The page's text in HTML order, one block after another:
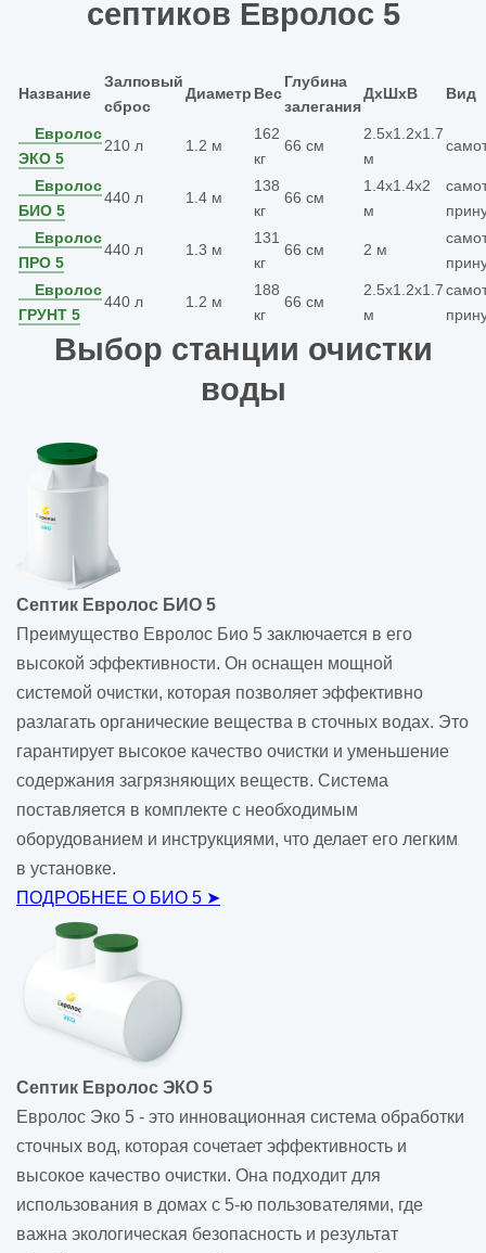
септиков Евролос 5
Название
Залповый
сброс
Диаметр Вес
Глубина
залегания
ДхШхВ Вид
Евролос
ЭКО 5
210 л 1.2 м
162
кг
66 см
2.5х1.2х1.7
м
Евролос
БИО 5
440 л 1.4 м
138
кг
66 см
1.4х1.4х2
м
Евролос
ПРО 5
440 л 1.3 м
131
кг
66 см 2 м
Евролос
ГРУНТ 5
440 л 1.2 м
188
кг
66 см
2.5х1.2х1.7
м
Выбор станции очистки
воды
Септик Евролос БИО 5
Преимущество Евролос Био 5 заключается в его
высокой эффективности. Он оснащен мощной
системой очистки, которая позволяет эффективно
разлагать органические вещества в сточных водах. Это
гарантирует высокое качество очистки и уменьшение
содержания загрязняющих веществ. Система
поставляется в комплекте с необходимым
оборудованием и инструкциями, что делает его легким
в установке.
ПОДРОБНЕЕ О БИО 5 ➤
Септик Евролос ЭКО 5
Евролос Эко 5 - это инновационная система обработки
сточных вод, которая сочетает эффективность и
высокое качество очистки. Она подходит для
использования в домах с 5-ю пользователями, где
важна экологическая безопасность и результат